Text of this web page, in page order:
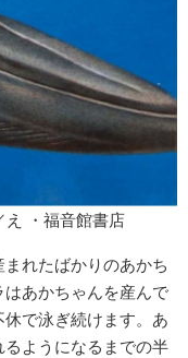
え ・福音館書店
れたばかりのあかち
あかちゃんを産んで
で泳ぎ続けます。あ
ようになるまでの半